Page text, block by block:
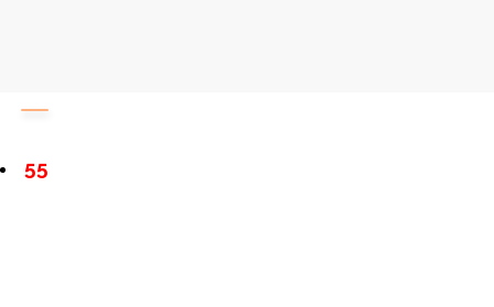
55